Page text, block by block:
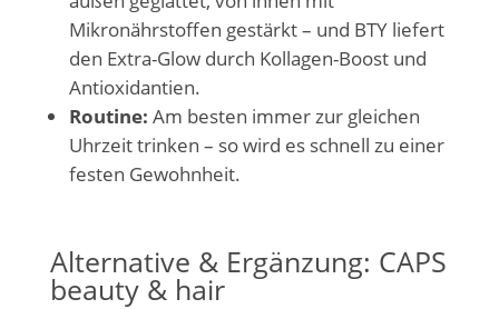
Mikronährstoffen gestärkt – und BTY liefert
den Extra-Glow durch Kollagen-Boost und
Antioxidantien.
Routine: Am besten immer zur gleichen
Uhrzeit trinken – so wird es schnell zu einer
festen Gewohnheit.
Alternative & Ergänzung: CAPS
beauty & hair